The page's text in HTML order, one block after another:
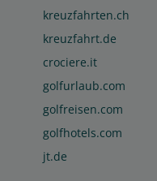
kreuzfahrten.ch
kreuzfahrt.de
crociere.it
golfurlaub.com
golfreisen.com
golfhotels.com
jt.de